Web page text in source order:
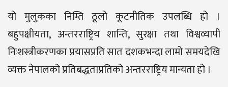
यो मुलुकका निम्ति ठूलो कूटनीतिक उपलब्धि हो ।
बहुपक्षीयता, अन्तरराष्ट्रिय शान्ति, सुरक्षा तथा विश्वव्यापी
निःशस्त्रीकरणका प्रयासप्रति सात दशकभन्दा लामो समयदेखि
व्यक्त नेपालको प्रतिबद्धताप्रतिको अन्तरराष्ट्रिय मान्यता हो ।